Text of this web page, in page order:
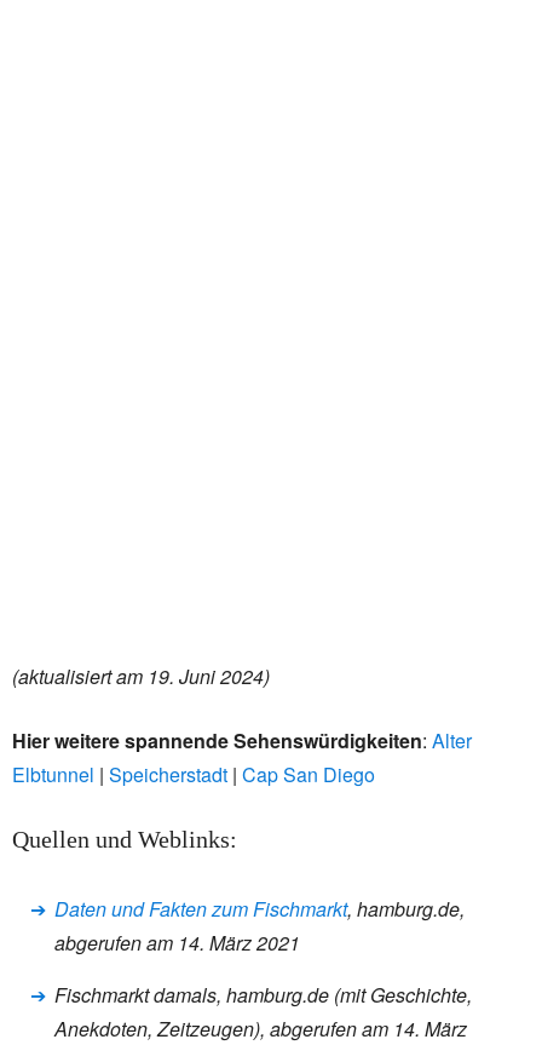
(aktualisiert am 19. Juni 2024)
Hier weitere spannende Sehenswürdigkeiten: Alter
Elbtunnel | Speicherstadt | Cap San Diego
Quellen und Weblinks:
Daten und Fakten zum Fischmarkt, hamburg.de,
abgerufen am 14. März 2021
Fischmarkt damals, hamburg.de (mit Geschichte,
Anekdoten, Zeitzeugen), abgerufen am 14. März